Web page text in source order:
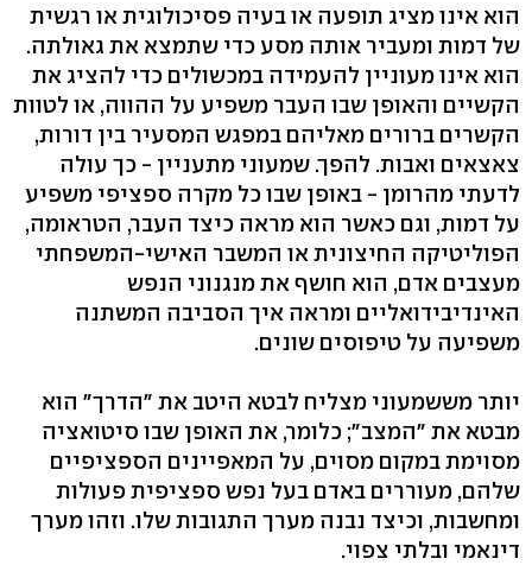
הוא אינו מציג תופעה או בעיה פסיכולוגית או רגשית
של דמות ומעביר אותה מסע כדי שתמצא את גאולתה.
הוא אינו מעוניין להעמידה במכשולים כדי להציג את
הקשיים והאופן שבו העבר משפיע על ההווה, או לטוות
הקשרים ברורים מאליהם במפגש המסעיר בין דורות,
צאצאים ואבות. להפך. שמעוני מתעניין - כך עולה
לדעתי מהרומן - באופן שבו כל מקרה ספציפי משפיע
על דמות, וגם כאשר הוא מראה כיצד העבר, הטראומה,
הפוליטיקה החיצונית או המשבר האישי-המשפחתי
מעצבים אדם, הוא חושף את מנגנוני הנפש
האינדיבידואליים ומראה איך הסביבה המשתנה
משפיעה על טיפוסים שונים.
יותר מששמעוני מצליח לבטא היטב את "הדרך" הוא
מבטא את "המצב"; כלומר, את האופן שבו סיטואציה
מסוימת במקום מסוים, על המאפיינים הספציפיים
שלהם, מעוררים באדם בעל נפש ספציפית פעולות
ומחשבות, וכיצד נבנה מערך התגובות שלו. וזהו מערך
דינאמי ובלתי צפוי.